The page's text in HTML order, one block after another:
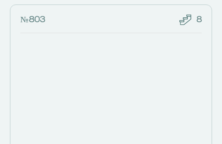
№803 8